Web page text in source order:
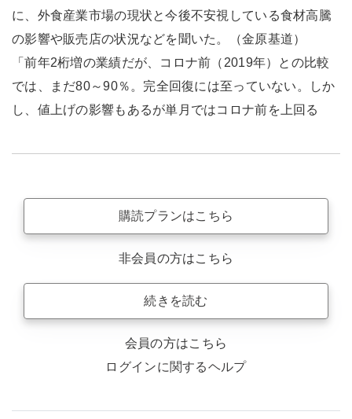
に、外食産業市場の現状と今後不安視している食材高騰
の影響や販売店の状況などを聞いた。（金原基道）
「前年2桁増の業績だが、コロナ前（2019年）との比較
では、まだ80～90％。完全回復には至っていない。しか
し、値上げの影響もあるが単月ではコロナ前を上回る
購読プランはこちら
非会員の方はこちら
続きを読む
会員の方はこちら
ログインに関するヘルプ